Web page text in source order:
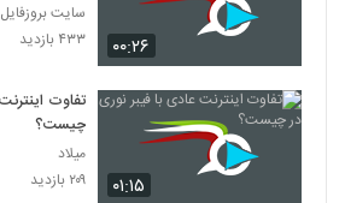
۰۰:۲۶
سایت بروزفایل
۴۳۳ بازدید
۰۱:۱۵
تفاوت
چیست؟
میلاد
۲۰۹ بازدید